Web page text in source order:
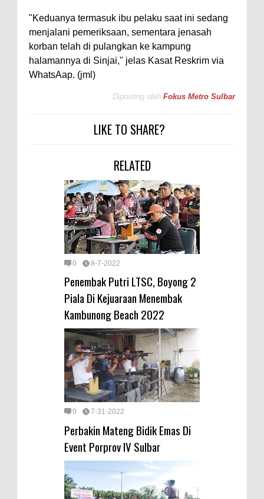
"Keduanya termasuk ibu pelaku saat ini sedang
menjalani pemeriksaan, sementara jenasah
korban telah di pulangkan ke kampung
halamannya di Sinjai," jelas Kasat Reskrim via
WhatsAap. (jml)
Diposting oleh Fokus Metro Sulbar
LIKE TO SHARE?
RELATED
0 8-7-2022
Penembak Putri LTSC, Boyong 2
Piala Di Kejuaraan Menembak
Kambunong Beach 2022
0 7-31-2022
Perbakin Mateng Bidik Emas Di
Event Porprov IV Sulbar